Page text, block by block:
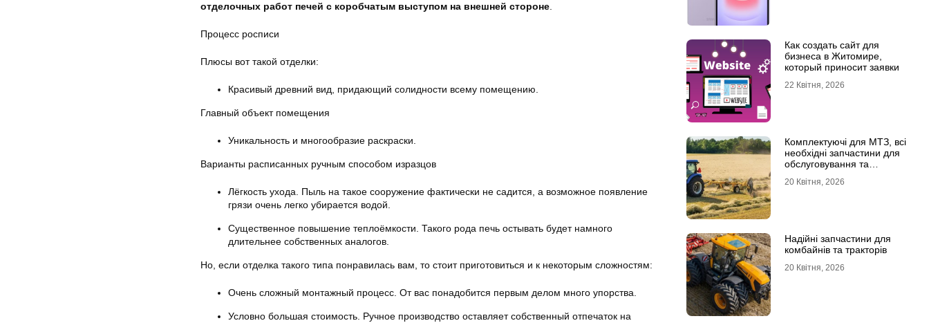
отделочных работ печей с коробчатым выступом на внешней стороне.
Процесс росписи
Плюсы вот такой отделки:
Красивый древний вид, придающий солидности всему помещению.
Главный объект помещения
Уникальность и многообразие раскраски.
Варианты расписанных ручным способом изразцов
Лёгкость ухода. Пыль на такое сооружение фактически не садится, а возможное появление
грязи очень легко убирается водой.
Существенное повышение теплоёмкости. Такого рода печь остывать будет намного
длительнее собственных аналогов.
Но, если отделка такого типа понравилась вам, то стоит приготовиться и к некоторым сложностям:
Очень сложный монтажный процесс. От вас понадобится первым делом много упорства.
Условно большая стоимость. Ручное производство оставляет собственный отпечаток на
Как создать сайт для
бизнеса в Житомире,
который приносит заявки
22 Квітня, 2026
Комплектуючі для МТЗ, всі
необхідні запчастини для
обслуговування та
20 Квітня, 2026
Надійні запчастини для
комбайнів та тракторів
20 Квітня, 2026